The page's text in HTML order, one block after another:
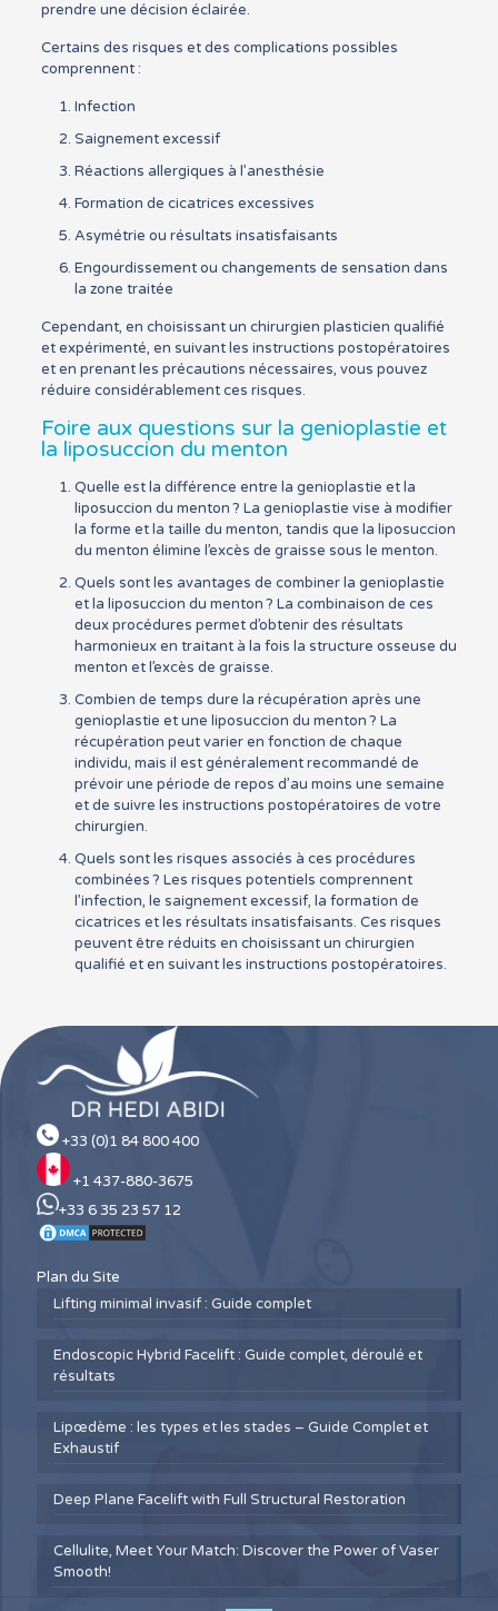
prendre une décision éclairée.
Certains des risques et des complications possibles
comprennent :
Infection
Saignement excessif
Réactions allergiques à l’anesthésie
Formation de cicatrices excessives
Asymétrie ou résultats insatisfaisants
Engourdissement ou changements de sensation dans
la zone traitée
Cependant, en choisissant un chirurgien plasticien qualifié
et expérimenté, en suivant les instructions postopératoires
et en prenant les précautions nécessaires, vous pouvez
réduire considérablement ces risques.
Foire aux questions sur la genioplastie et
la liposuccion du menton
Quelle est la différence entre la genioplastie et la
liposuccion du menton ? La genioplastie vise à modifier
la forme et la taille du menton, tandis que la liposuccion
du menton élimine l’excès de graisse sous le menton.
Quels sont les avantages de combiner la genioplastie
et la liposuccion du menton ? La combinaison de ces
deux procédures permet d’obtenir des résultats
harmonieux en traitant à la fois la structure osseuse du
menton et l’excès de graisse.
Combien de temps dure la récupération après une
genioplastie et une liposuccion du menton ? La
récupération peut varier en fonction de chaque
individu, mais il est généralement recommandé de
prévoir une période de repos d’au moins une semaine
et de suivre les instructions postopératoires de votre
chirurgien.
Quels sont les risques associés à ces procédures
combinées ? Les risques potentiels comprennent
l’infection, le saignement excessif, la formation de
cicatrices et les résultats insatisfaisants. Ces risques
peuvent être réduits en choisissant un chirurgien
qualifié et en suivant les instructions postopératoires.
+33 (0)1 84 800 400
+1 437-880-3675
+33 6 35 23 57 12
Plan du Site
Lifting minimal invasif : Guide complet
Endoscopic Hybrid Facelift : Guide complet, déroulé et
résultats
Lipœdème : les types et les stades – Guide Complet et
Exhaustif
Deep Plane Facelift with Full Structural Restoration
Cellulite, Meet Your Match: Discover the Power of Vaser
Smooth!